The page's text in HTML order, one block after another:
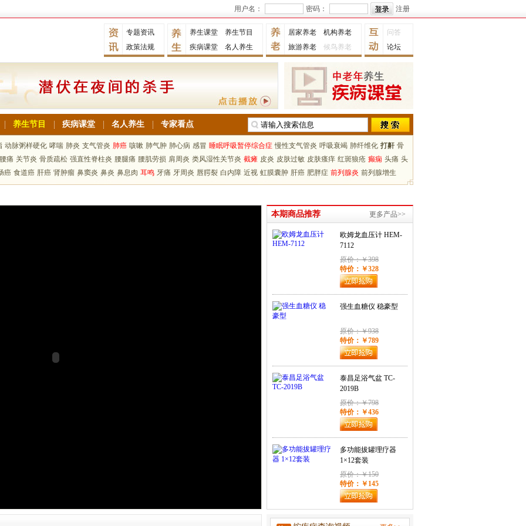
用户名： 密码： 注册
专题资讯
政策法规
养生课堂
养生节目
疾病课堂
名人养生
居家养老
机构养老
旅游养老
候鸟养老
问答
论坛
养生节目 疾病课堂 名人养生 专家看点
动脉粥样硬化 哮喘 肺炎 支气管炎 肺癌 咳嗽 肺气肿 肺心病 感冒 睡眠呼吸暂停综合症 慢性支气管炎 呼吸衰竭 肺纤维化 打鼾 骨
腰痛 关节炎 骨质疏松 强直性脊柱炎 腰腿痛 腰肌劳损 肩周炎 类风湿性关节炎 截瘫 皮炎 皮肤过敏 皮肤瘙痒 红斑狼疮 癫痫 头痛 头
癌 食道癌 肝癌 肾肿瘤 鼻窦炎 鼻炎 鼻息肉 耳鸣 牙痛 牙周炎 唇腭裂 白内障 近视 虹膜囊肿 肝癌 肥胖症 前列腺炎 前列腺增生
本期商品推荐
更多产品>>
欧姆龙血压计 HEM-
7112
原价：￥398
特价：￥328
强生血糖仪 稳豪型
特价：￥789
泰昌足浴气盆 TC-
2019B
原价：￥798
特价：￥436
多功能拔罐理疗器
1×12套装
原价：￥150
特价：￥145
家用制氧机经典款
JH-I-3LW